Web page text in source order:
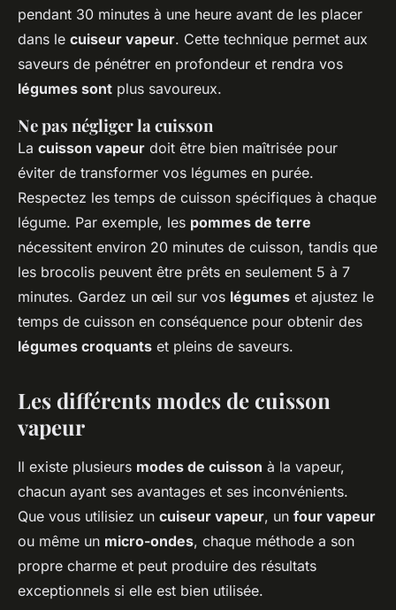
pendant 30 minutes à une heure avant de les placer
dans le cuiseur vapeur. Cette technique permet aux
saveurs de pénétrer en profondeur et rendra vos
légumes sont plus savoureux.
Ne pas négliger la cuisson
La cuisson vapeur doit être bien maîtrisée pour
éviter de transformer vos légumes en purée.
Respectez les temps de cuisson spécifiques à chaque
légume. Par exemple, les pommes de terre
nécessitent environ 20 minutes de cuisson, tandis que
les brocolis peuvent être prêts en seulement 5 à 7
minutes. Gardez un œil sur vos légumes et ajustez le
temps de cuisson en conséquence pour obtenir des
légumes croquants et pleins de saveurs.
Les différents modes de cuisson
vapeur
Il existe plusieurs modes de cuisson à la vapeur,
chacun ayant ses avantages et ses inconvénients.
Que vous utilisiez un cuiseur vapeur, un four vapeur
ou même un micro-ondes, chaque méthode a son
propre charme et peut produire des résultats
exceptionnels si elle est bien utilisée.